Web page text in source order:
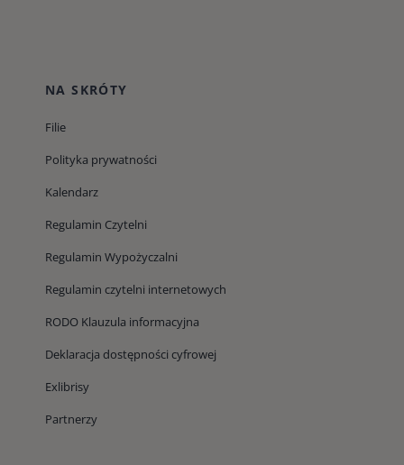
NA SKRÓTY
Filie
Polityka prywatności
Kalendarz
Regulamin Czytelni
Regulamin Wypożyczalni
Regulamin czytelni internetowych
RODO Klauzula informacyjna
Deklaracja dostępności cyfrowej
Exlibrisy
Partnerzy